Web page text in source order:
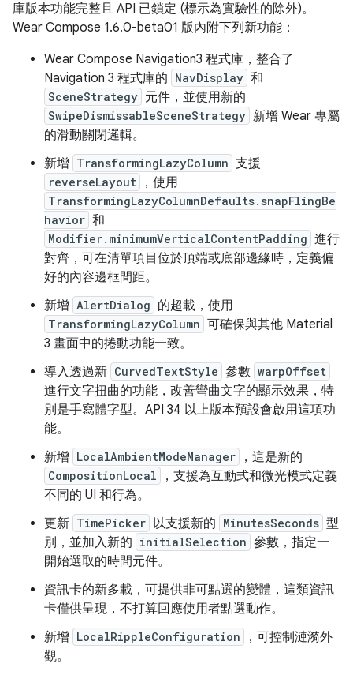
庫版本功能完整且 API 已鎖定 (標示為實驗性的除外)。
Wear Compose 1.6.0-beta01 版內附下列新功能：
Wear Compose Navigation3 程式庫，整合了
Navigation 3 程式庫的 NavDisplay 和
SceneStrategy 元件，並使用新的
SwipeDismissableSceneStrategy 新增 Wear 專屬
的滑動關閉邏輯。
新增 TransformingLazyColumn 支援
reverseLayout ，使用
TransformingLazyColumnDefaults.snapFlingBe
havior 和
Modifier.minimumVerticalContentPadding 進行
對齊，可在清單項目位於頂端或底部邊緣時，定義偏
好的內容邊框間距。
新增 AlertDialog 的超載，使用
TransformingLazyColumn 可確保與其他 Material
3 畫面中的捲動功能一致。
導入透過新 CurvedTextStyle 參數 warpOffset
進行文字扭曲的功能，改善彎曲文字的顯示效果，特
別是手寫體字型。API 34 以上版本預設會啟用這項功
能。
新增 LocalAmbientModeManager ，這是新的
CompositionLocal
，支援為互動式和微光模式定義
不同的 UI 和行為。
更新 TimePicker 以支援新的 MinutesSeconds 型
別，並加入新的 initialSelection 參數，指定一
開始選取的時間元件。
資訊卡的新多載，可提供非可點選的變體，這類資訊
卡僅供呈現，不打算回應使用者點選動作。
新增 LocalRippleConfiguration
，可控制漣漪外
觀。